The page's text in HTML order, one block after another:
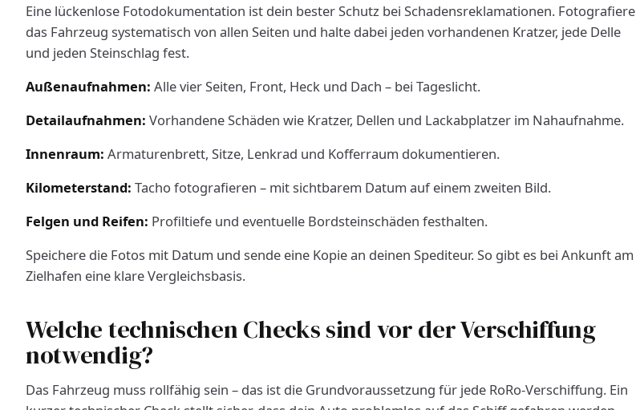
Eine lückenlose Fotodokumentation ist dein bester Schutz bei Schadensreklamationen. Fotografiere
das Fahrzeug systematisch von allen Seiten und halte dabei jeden vorhandenen Kratzer, jede Delle
und jeden Steinschlag fest.
Außenaufnahmen: Alle vier Seiten, Front, Heck und Dach – bei Tageslicht.
Detailaufnahmen: Vorhandene Schäden wie Kratzer, Dellen und Lackabplatzer im Nahaufnahme.
Innenraum: Armaturenbrett, Sitze, Lenkrad und Kofferraum dokumentieren.
Kilometerstand: Tacho fotografieren – mit sichtbarem Datum auf einem zweiten Bild.
Felgen und Reifen: Profiltiefe und eventuelle Bordsteinschäden festhalten.
Speichere die Fotos mit Datum und sende eine Kopie an deinen Spediteur. So gibt es bei Ankunft am
Zielhafen eine klare Vergleichsbasis.
Welche technischen Checks sind vor der Verschiffung
notwendig?
Das Fahrzeug muss rollfähig sein – das ist die Grundvoraussetzung für jede RoRo-Verschiffung. Ein